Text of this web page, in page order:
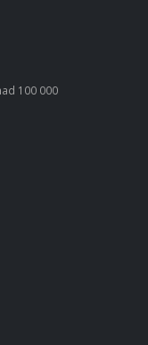
100 000